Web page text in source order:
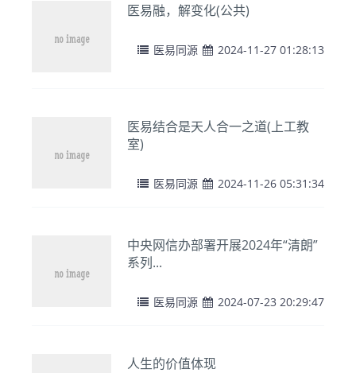
医易融，解变化(公共)
医易同源 2024-11-27 01:28:13
医易结合是天人合一之道(上工教
室)
医易同源 2024-11-26 05:31:34
中央网信办部署开展2024年“清朗”
系列...
医易同源 2024-07-23 20:29:47
人生的价值体现